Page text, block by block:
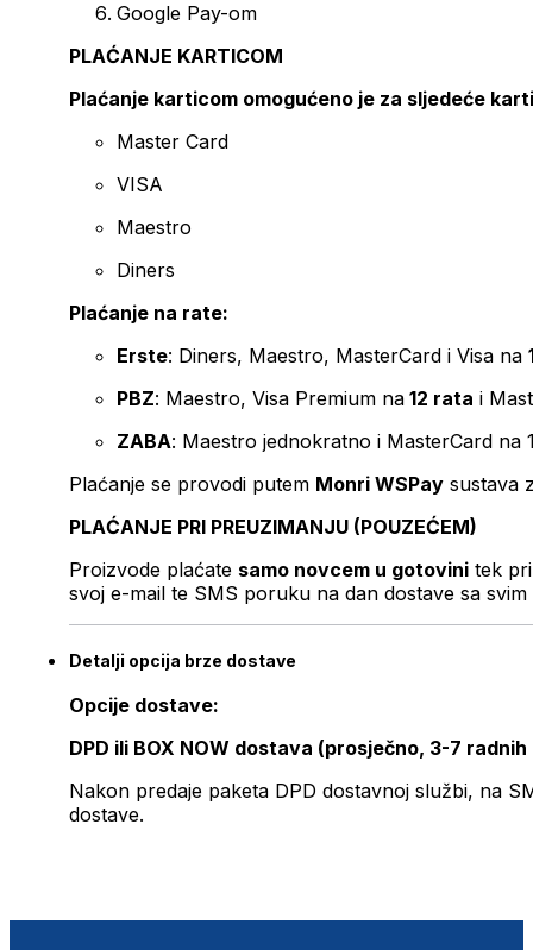
Google Pay-om
PLAĆANJE KARTICOM
Plaćanje karticom omogućeno je za sljedeće
Master Card
VISA
Maestro
Diners
Plaćanje na rate:
Erste: Diners, Maestro, MasterCard i Visa na
PBZ: Maestro, Visa Premium na 12 rata i
ZABA: Maestro jednokratno i MasterCard na
Plaćanje se provodi putem Monri WSPay sustava
PLAĆANJE PRI PREUZIMANJU (POUZEĆEM)
Proizvode plaćate samo novcem u gotovini tek
svoj e-mail te SMS poruku na dan dostave sa svim
Detalji opcija brze dostave
Opcije dostave:
DPD ili BOX NOW dostava (prosječno, 3-7 radnih
Nakon predaje paketa DPD dostavnoj službi, na
dostave.